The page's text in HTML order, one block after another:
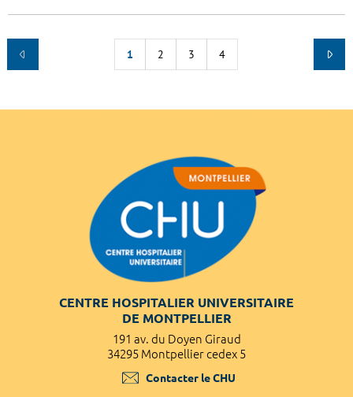
1 2 3 4
CENTRE HOSPITALIER UNIVERSITAIRE
DE MONTPELLIER
191 av. du Doyen Giraud
34295 Montpellier cedex 5
Contacter le CHU